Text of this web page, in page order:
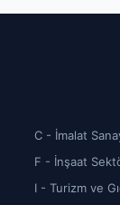
C - İmalat
F - İnşaat
I - Turizm ve